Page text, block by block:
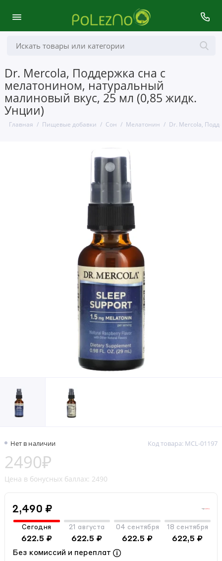
Dr. Mercola, Поддержка сна с
мелатонином, натуральный
малиновый вкус, 25 мл (0,85 жидк.
Унции)
Главная Пищевые добавки Сон Мелатонин Dr. Mercola,
Нет в наличии Код товара: MCL-01197
2490₽
Цена в бонусных баллах: 2490
2,490 ₽
Сегодня
622.5 ₽
21 августа
622.5 ₽
04 сентября
622.5 ₽
18 сентября
622,5 ₽
Без комиссий и переплат